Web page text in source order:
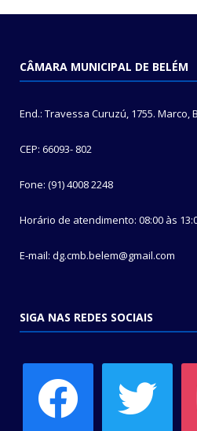
CÂMARA MUNICIPAL DE BELÉM
End.: Travessa Curuzú, 1755. Marco,
CEP: 66093- 802
Fone: (91) 4008 2248
Horário de atendimento: 08:00 às
E-mail: dg.cmb.belem@gmail.com
SIGA NAS REDES SOCIAIS